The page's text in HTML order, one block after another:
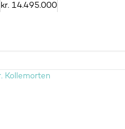
kr. 14.495.000